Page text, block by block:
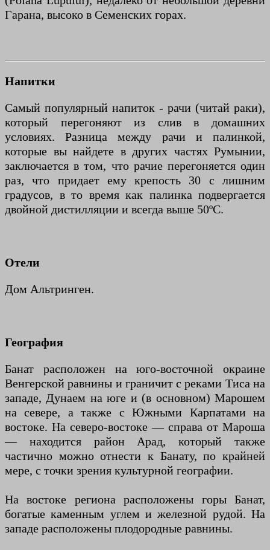
Гарана, высоко в Семенских горах.
Напитки
Самый популярный напиток - рачи (читай раки),
который перегоняют из слив в домашних
условиях. Разница между рачи и палинкой,
которые вы найдете в других частях Румынии,
заключается в том, что рачие перегоняется один
раз, что придает ему крепость 30 с лишним
градусов, в то время как палинка подвергается
двойной дистилляции и всегда выше 50ºC.
Отели
Дом Альтринген.
География
Банат расположен на юго-восточной окраине
Венгерской равнины и граничит с реками Тиса на
западе, Дунаем на юге и (в основном) Марошем
на севере, а также с Южными Карпатами на
востоке. На северо-востоке — справа от Мароша
— находится район Арад, который также
частично можно отнести к Банату, по крайней
мере, с точки зрения культурной географии.
На востоке региона расположены горы Банат,
богатые каменным углем и железной рудой. На
западе расположены плодородные равнины.